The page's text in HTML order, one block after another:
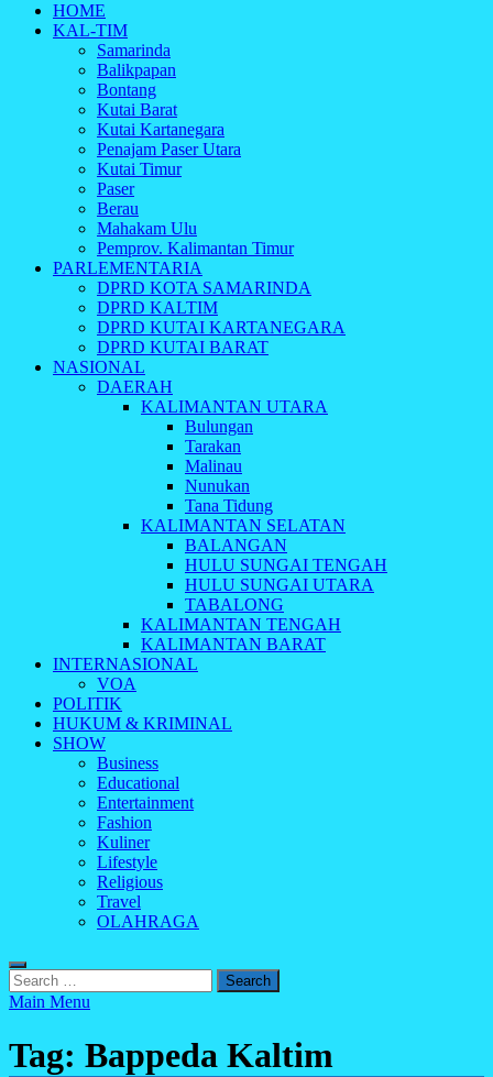
Indonesia Cyber
Media Cetak, Online & Streaming
HOME
KAL-TIM
Samarinda
Balikpapan
Bontang
Kutai Barat
Kutai Kartanegara
Penajam Paser Utara
Kutai Timur
Paser
Berau
Mahakam Ulu
Pemprov. Kalimantan Timur
PARLEMENTARIA
DPRD KOTA SAMARINDA
DPRD KALTIM
DPRD KUTAI KARTANEGARA
DPRD KUTAI BARAT
NASIONAL
DAERAH
KALIMANTAN UTARA
Bulungan
Tarakan
Malinau
Nunukan
Tana Tidung
KALIMANTAN SELATAN
BALANGAN
HULU SUNGAI TENGAH
HULU SUNGAI UTARA
TABALONG
KALIMANTAN TENGAH
KALIMANTAN BARAT
INTERNASIONAL
VOA
POLITIK
HUKUM & KRIMINAL
SHOW
Business
Educational
Entertainment
Fashion
Kuliner
Lifestyle
Religious
Travel
OLAHRAGA
Search
for:
Main Menu
Tag: Bappeda Kaltim